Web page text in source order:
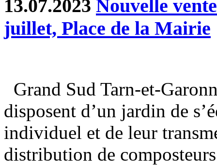
13.07.2023 Nouvelle
juillet, Place de la Mairie
Grand Sud Tarn-et-
disposent d’un jardin de
individuel et de leur
distribution de